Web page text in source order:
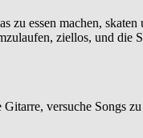
zu essen machen,
ziellos, und die
versuche Songs